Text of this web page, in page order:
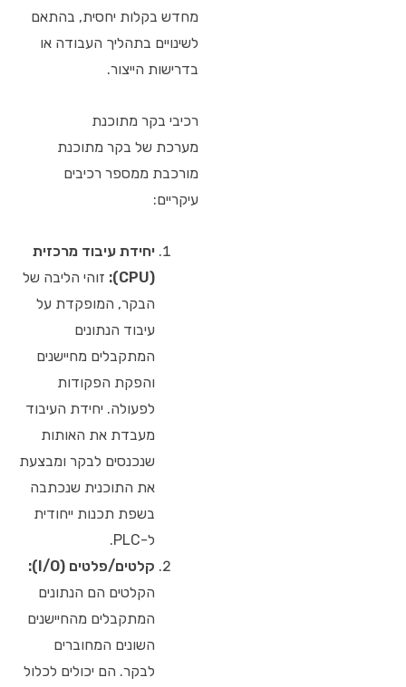
מחדש בקלות יחסית, בהתאם
לשינויים בתהליך העבודה או
בדרישות הייצור.
רכיבי בקר מתוכנת
מערכת של בקר מתוכנת
מורכבת ממספר רכיבים
עיקריים:
יחידת עיבוד מרכזית
(CPU):
זוהי הליבה של
הבקר, המופקדת על
עיבוד הנתונים
המתקבלים מחיישנים
והפקת הפקודות
לפעולה. יחידת העיבוד
מעבדת את האותות
שנכנסים לבקר ומבצעת
את התוכנית שנכתבה
בשפת תכנות ייחודית
ל-PLC.
קלטים/פלטים (I/O):
הקלטים הם הנתונים
המתקבלים מהחיישנים
השונים המחוברים
לבקר. הם יכולים לכלול